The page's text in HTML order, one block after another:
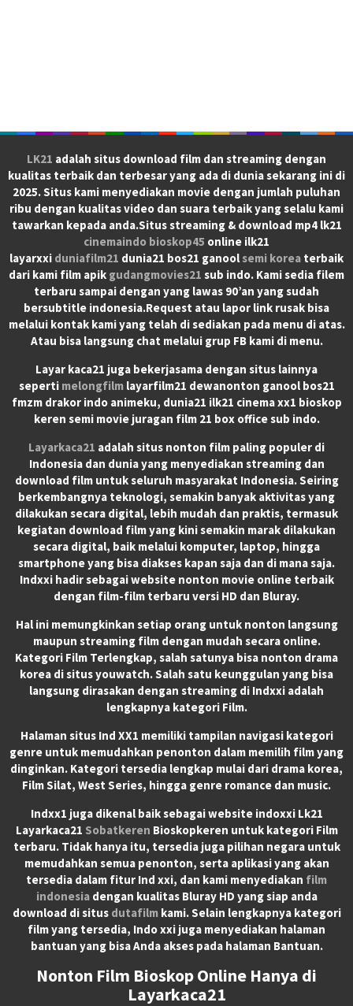
LK21 adalah situs download film dan streaming dengan
kualitas terbaik dan terbesar yang ada di dunia sekarang ini di
2025. Situs kami menyediakan movie dengan jumlah puluhan
ribu dengan kualitas video dan suara terbaik yang selalu kami
tawarkan kepada anda.Situs streaming & download mp4 lk21
cinemaindo bioskop45 online ilk21
layarxxi duniafilm21 dunia21 bos21 ganool semi korea terbaik
dari kami film apik gudangmovies21 sub indo. Kami sedia filem
terbaru sampai dengan yang lawas 90’an yang sudah
bersubtitle indonesia.Request atau lapor link rusak bisa
melalui kontak kami yang telah di sediakan pada menu di atas.
Atau bisa langsung chat melalui grup FB kami di menu.
Layar kaca21 juga bekerjasama dengan situs lainnya
seperti melongfilmlayarfilm21 dewanonton ganool bos21
fmzm drakor indo animeku, dunia21 ilk21 cinema xx1 bioskop
keren semi movie juragan film 21 box office sub indo.
Layarkaca21 adalah situs nonton film paling populer di
Indonesia dan dunia yang menyediakan streaming dan
download film untuk seluruh masyarakat Indonesia. Seiring
berkembangnya teknologi, semakin banyak aktivitas yang
dilakukan secara digital, lebih mudah dan praktis, termasuk
kegiatan download film yang kini semakin marak dilakukan
secara digital, baik melalui komputer, laptop, hingga
smartphone yang bisa diakses kapan saja dan di mana saja.
Indxxi hadir sebagai website nonton movie online terbaik
dengan film-film terbaru versi HD dan Bluray.
Hal ini memungkinkan setiap orang untuk nonton langsung
maupun streaming film dengan mudah secara online.
Kategori Film Terlengkap, salah satunya bisa nonton drama
korea di situs youwatch. Salah satu keunggulan yang bisa
langsung dirasakan dengan streaming di Indxxi adalah
lengkapnya kategori Film.
Halaman situs Ind XX1 memiliki tampilan navigasi kategori
genre untuk memudahkan penonton dalam memilih film yang
dinginkan. Kategori tersedia lengkap mulai dari drama korea,
Film Silat, West Series, hingga genre romance dan music.
Indxx1 juga dikenal baik sebagai website indoxxi Lk21
Layarkaca21 Sobatkeren Bioskopkeren untuk kategori Film
terbaru. Tidak hanya itu, tersedia juga pilihan negara untuk
memudahkan semua penonton, serta aplikasi yang akan
tersedia dalam fitur Ind xxi, dan kami menyediakan film
indonesiadengan kualitas Bluray HD yang siap anda
download di situs dutafilmkami. Selain lengkapnya kategori
film yang tersedia, Indo xxi juga menyediakan halaman
bantuan yang bisa Anda akses pada halaman Bantuan.
Nonton Film Bioskop Online Hanya di
Layarkaca21